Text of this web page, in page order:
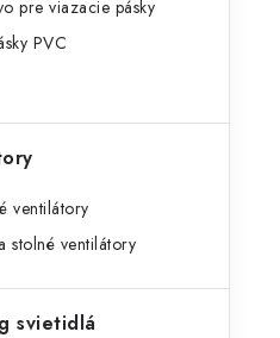
pre viazacie pásky
PVC
ventilátory
stolné ventilátory
svietidlá